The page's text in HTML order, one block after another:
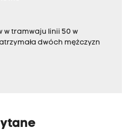
w tramwaju linii 50 w
dwóch mężczyzn